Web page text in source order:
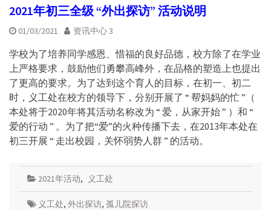
2021年初三全级 “外出探访” 活动说明
01/03/2021 资讯中心 3
学校为了培养同学感恩、惜福的良好品德，校方除了在学业
上严格要求，鼓励他们勇攀高峰外，在品格的塑造上也提出
了更高的要求。为了达到这个育人的目标，在初一、初二
时，义工处在校方的领导下，分别开展了 “ 帮妈妈的忙 ”（
本处将于2020年将其活动名称改为 “ 爱，从家开始 ” ）和 “
爱的行动 ” 。为了把“爱”的火种传播下去，在2013年本处在
初三开展 “ 走出校园，关怀弱势人群 ” 的活动。
2021年活动, 义工处
义工处, 外出探访, 孤儿院探访